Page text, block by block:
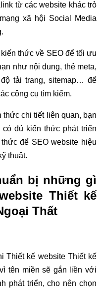
từ các website khác trỏ
xã hội Social Media
thức về SEO để tối ưu
như nội dung, thẻ meta,
tải trang, sitemap… để
công cụ tìm kiếm.
thức chi tiết liên quan, bạn
đủ kiến thức phát triển
để SEO website hiệu
thuật.
bị những gì
Thiết kế
Thất
Thiết kế website Thiết kế
tên miền sẽ gắn liền với
phát triển, cho nên chọn